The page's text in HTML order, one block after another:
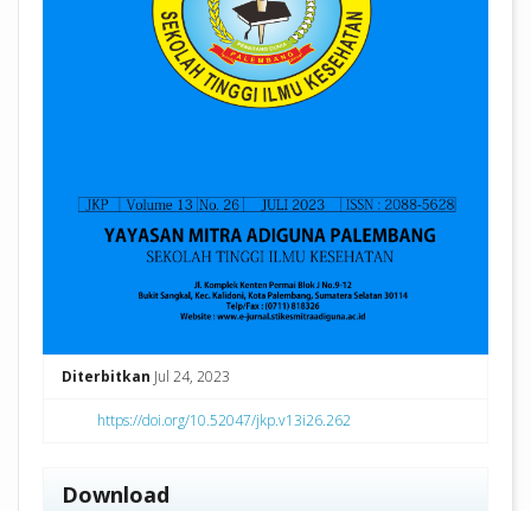
Diterbitkan Jul 24, 2023
https://doi.org/10.52047/jkp.v13i26.262
Download